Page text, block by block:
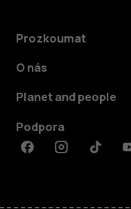
Prozkoumat
O nás
Planet and people
Podpora
FacebookInstagramTiktok